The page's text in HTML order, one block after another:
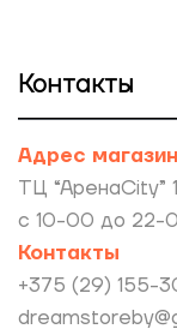
Контакты
Адрес
ТЦ “АренаCity”
с 10-00 до 22-
Контакты
+375 (29) 155-